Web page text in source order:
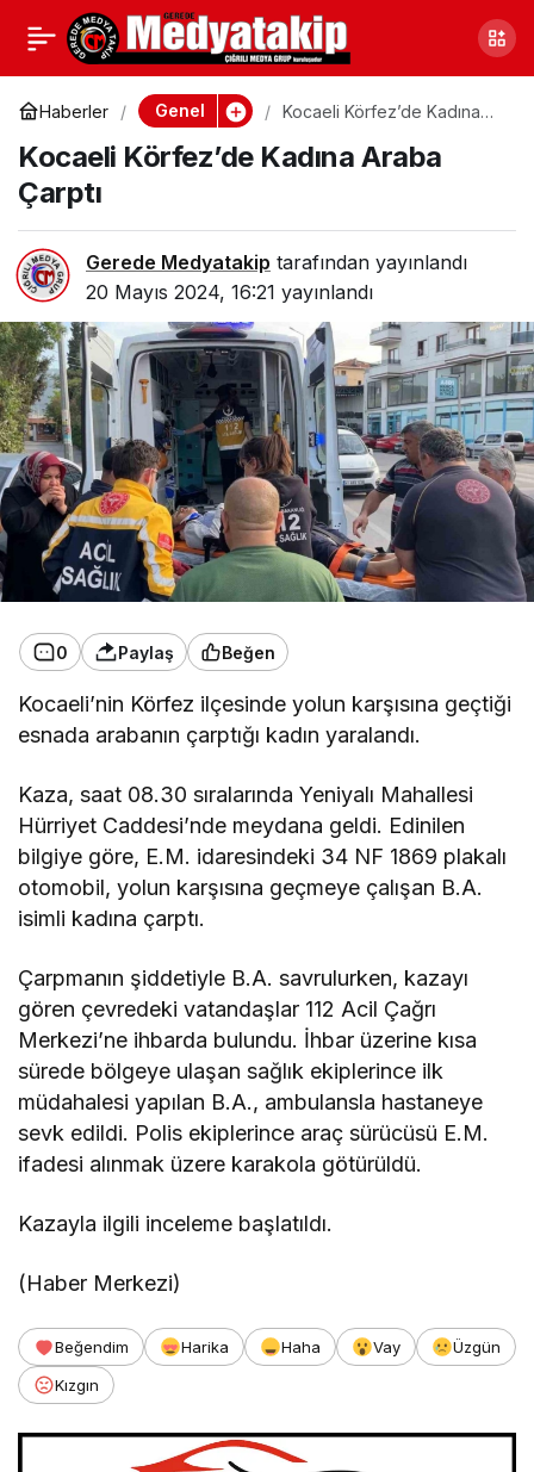
Haberler Genel
Kocaeli Körfez’de Kadına
Kocaeli Körfez’de Kadına Araba
Çarptı
Gerede Medyatakip tarafından yayınlandı
20 Mayıs 2024, 16:21 yayınlandı
0 Paylaş Beğen
Kocaeli’nin Körfez ilçesinde yolun karşısına geçtiği
esnada arabanın çarptığı kadın yaralandı.
Kaza, saat 08.30 sıralarında Yeniyalı Mahallesi
Hürriyet Caddesi’nde meydana geldi. Edinilen
bilgiye göre, E.M. idaresindeki 34 NF 1869 plakalı
otomobil, yolun karşısına geçmeye çalışan B.A.
isimli kadına çarptı.
Çarpmanın şiddetiyle B.A. savrulurken, kazayı
gören çevredeki vatandaşlar 112 Acil Çağrı
Merkezi’ne ihbarda bulundu. İhbar üzerine kısa
sürede bölgeye ulaşan sağlık ekiplerince ilk
müdahalesi yapılan B.A., ambulansla hastaneye
sevk edildi. Polis ekiplerince araç sürücüsü E.M.
ifadesi alınmak üzere karakola götürüldü.
Kazayla ilgili inceleme başlatıldı.
(Haber Merkezi)
Beğendim Harika Haha Vay
Üzgün
Kızgın
Bilecik’te Süneye Savaş
Açıldı
Paylaş